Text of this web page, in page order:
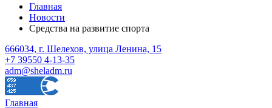
Главная
Новости
Средства на развитие спорта
666034, г. Шелехов, улица Ленина, 15
+7 39550 4-13-35
adm@sheladm.ru
Главная